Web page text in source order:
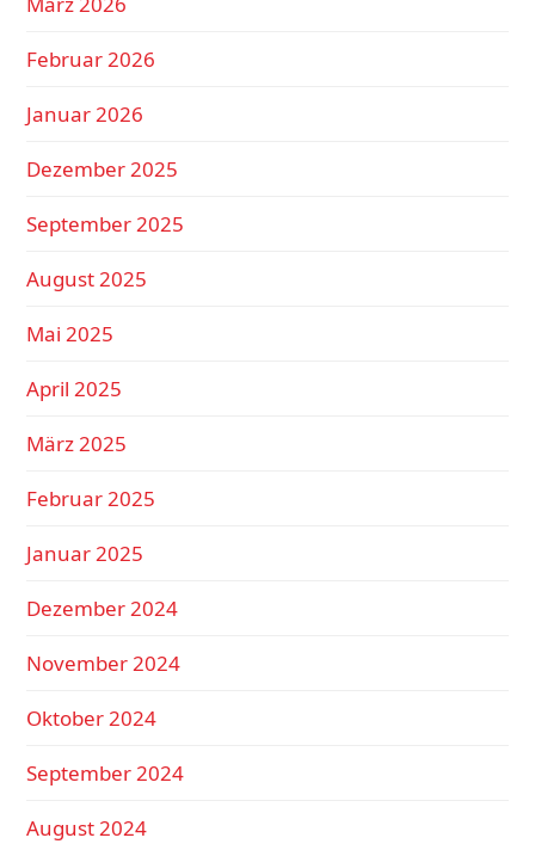
Februar 2026
Januar 2026
Dezember 2025
September 2025
August 2025
Mai 2025
April 2025
März 2025
Februar 2025
Januar 2025
Dezember 2024
November 2024
Oktober 2024
September 2024
August 2024